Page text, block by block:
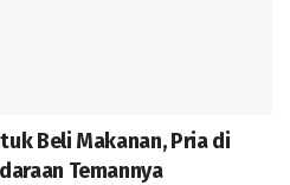
Beli Makanan, Pria di
Temannya